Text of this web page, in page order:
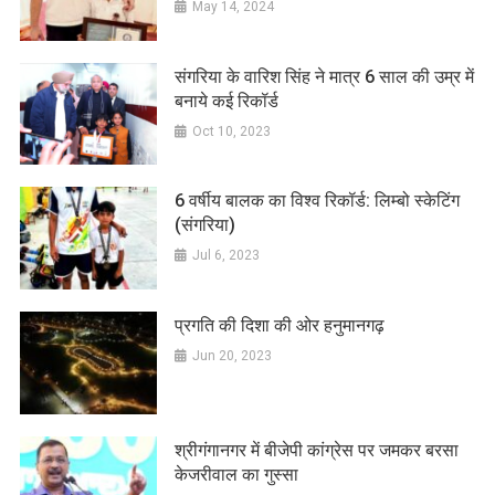
May 14, 2024
संगरिया के वारिश सिंह ने मात्र 6 साल की उम्र में
बनाये कई रिकॉर्ड
Oct 10, 2023
6 वर्षीय बालक का विश्व रिकॉर्ड: लिम्बो स्केटिंग
(संगरिया)
Jul 6, 2023
प्रगति की दिशा की ओर हनुमानगढ़
Jun 20, 2023
श्रीगंगानगर में बीजेपी कांग्रेस पर जमकर बरसा
केजरीवाल का गुस्सा